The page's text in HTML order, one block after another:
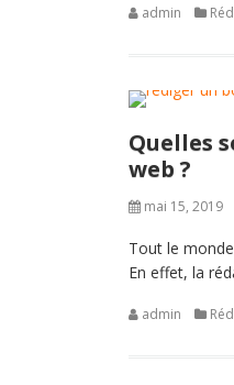
admin
Quelles
web ?
mai 15, 2019
Tout le
En effet, la
admin